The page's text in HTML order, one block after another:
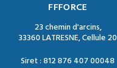
FFFORCE
23 chemin d'arcins,
33360 LATRESNE, Cellule 20
Siret : 812 876 407 00048